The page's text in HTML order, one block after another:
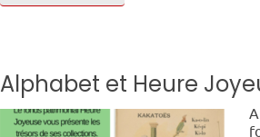
Alphabet et Heure